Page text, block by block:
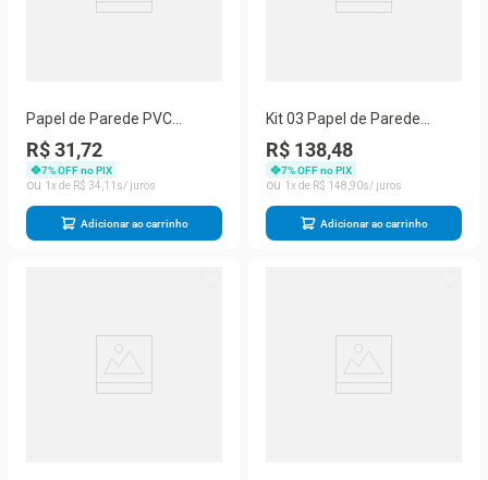
Papel de Parede PVC
Adesivado 05 Metros x
45cm Madeira Clara
R$ 31,72
7% OFF no PIX
1
R$ 34 11
Adicionar ao carrinho
Kit 03 Papel de Parede
Adesivado 45cmx05Mt PVC
Pedras Cinzas
R$ 138,48
7% OFF no PIX
1
R$ 148 90
Adicionar ao carrinho